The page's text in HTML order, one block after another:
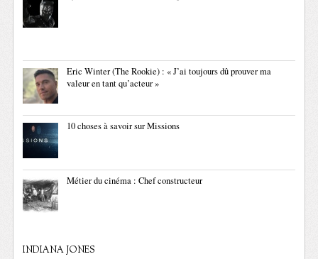
Eric Winter (The Rookie) : « J’ai toujours dû prouver ma
valeur en tant qu’acteur »
10 choses à savoir sur Missions
Métier du cinéma : Chef constructeur
INDIANA JONES